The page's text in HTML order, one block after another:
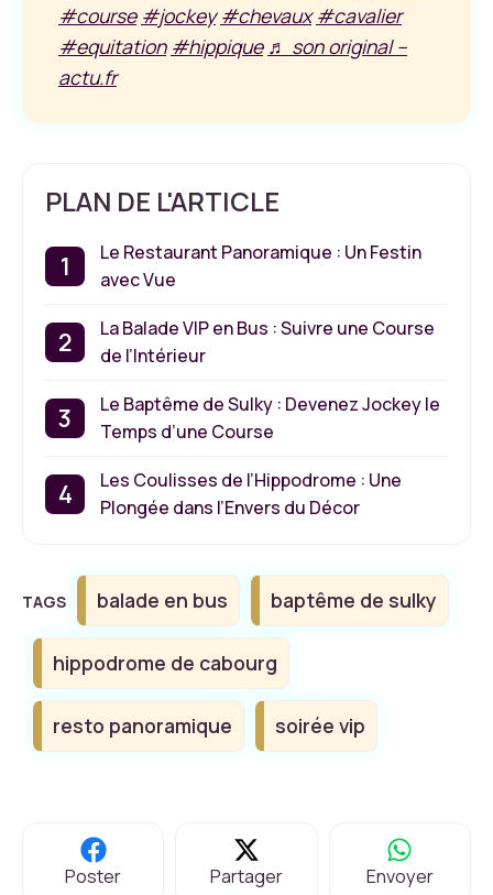
#course #jockey #chevaux #cavalier
#equitation #hippique ♬ son original –
actu.fr
PLAN DE L'ARTICLE
Le Restaurant Panoramique : Un Festin
avec Vue
La Balade VIP en Bus : Suivre une Course
de l’Intérieur
Le Baptême de Sulky : Devenez Jockey le
Temps d’une Course
Les Coulisses de l’Hippodrome : Une
Plongée dans l’Envers du Décor
Étiquettes
balade en bus baptême de sulky
hippodrome de cabourg
resto panoramique soirée vip
Poster Partager Envoyer